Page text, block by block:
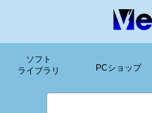
ソフト
ライブラリ
PCショップ